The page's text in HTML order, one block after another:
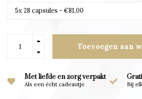
Toevoegen aan
Met liefde en zorg verpakt
Als een écht cadeautje Bij